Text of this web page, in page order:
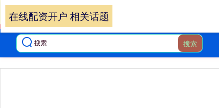
搜索
在线配资开户 相关话题